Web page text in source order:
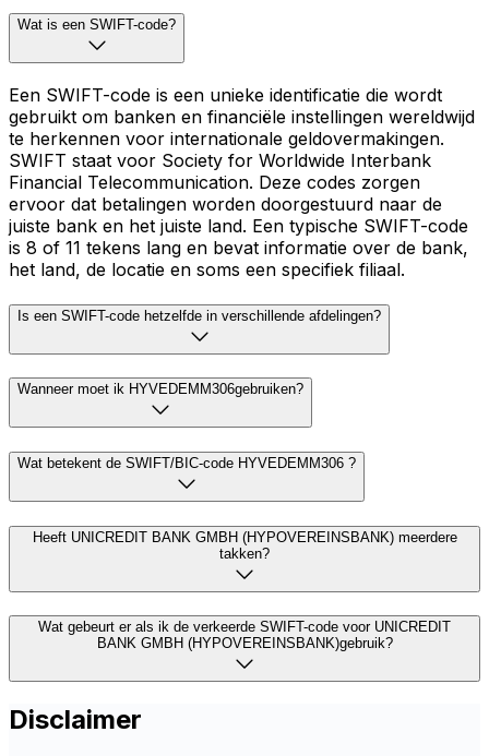
Wat is een SWIFT-code?
Een SWIFT-code is een unieke identificatie die wordt
gebruikt om banken en financiële instellingen wereldwijd
te herkennen voor internationale geldovermakingen.
SWIFT staat voor Society for Worldwide Interbank
Financial Telecommunication. Deze codes zorgen
ervoor dat betalingen worden doorgestuurd naar de
juiste bank en het juiste land. Een typische SWIFT-code
is 8 of 11 tekens lang en bevat informatie over de bank,
het land, de locatie en soms een specifiek filiaal.
Is een SWIFT-code hetzelfde in verschillende afdelingen?
Wanneer moet ik HYVEDEMM306gebruiken?
Wat betekent de SWIFT/BIC-code HYVEDEMM306 ?
Heeft UNICREDIT BANK GMBH (HYPOVEREINSBANK) meerdere
takken?
Wat gebeurt er als ik de verkeerde SWIFT-code voor UNICREDIT
BANK GMBH (HYPOVEREINSBANK)gebruik?
Disclaimer